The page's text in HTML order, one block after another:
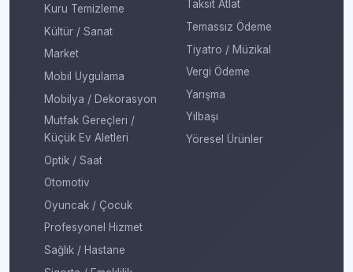
Kuru Temizleme
Kültür / Sanat
Market
Mobil Uygulama
Mobilya / Dekorasyon
Mutfak Gereçleri /
Küçük Ev Aletleri
Optik / Saat
Otomotiv
Oyuncak / Çocuk
Profesyonel Hizmet
Sağlık / Hastane
Taksit Atlat
Temassız Ödeme
Tiyatro / Müzikal
Vergi Ödeme
Yarışma
Yılbaşı
Yöresel Ürünler